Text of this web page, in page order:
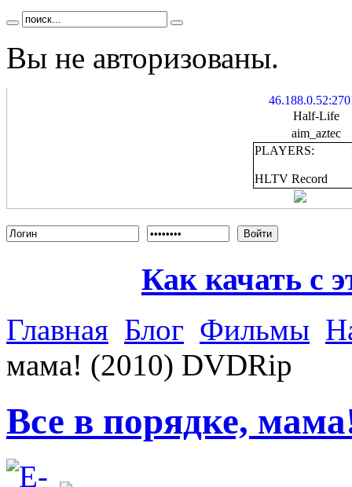
Вы не авторизованы.
Half-Life
aim_aztec
PLAYERS:
HLTV Record
Войти
Как качать с
Главная Блог Фильмы
мама! (2010) DVDRip
Все в порядке,